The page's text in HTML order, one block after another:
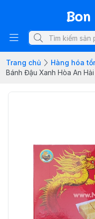
Trang chủ
Hàng hóa
Bánh Đậu Xanh Hòa An